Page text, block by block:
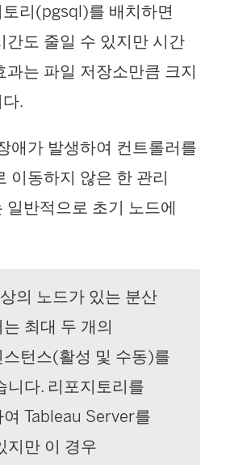
토리(pgsql)를 배치하면
간도 줄일 수 있지만 시간
과는 파일 저장소만큼 크지
.
애가 발생하여 컨트롤러를
이동하지 않은 한 관리
일반적으로 초기 노드에
의 노드가 있는 분산
최대 두 개의
턴스(활성 및 수동)를
니다. 리포지토리를
Tableau Server를
지만 이 경우